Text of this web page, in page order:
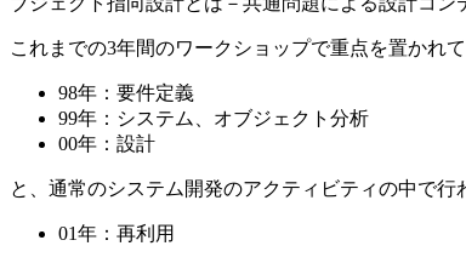
これまでの3年間のワークショップで重点を置かれて
98年：要件定義
99年：システム、オブジェクト分析
00年：設計
と、通常のシステム開発のアクティビティの中で
01年：再利用